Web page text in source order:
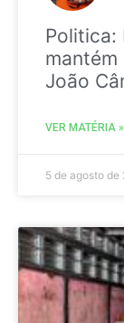
Politica:
João
VER MATÉRIA »
5 de agosto de